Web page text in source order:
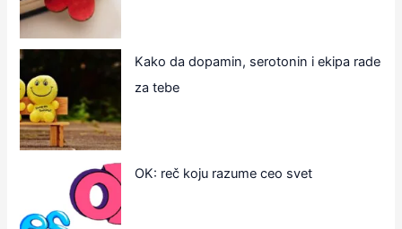
Kako da dopamin, serotonin i ekipa rade
za tebe
OK: reč koju razume ceo svet